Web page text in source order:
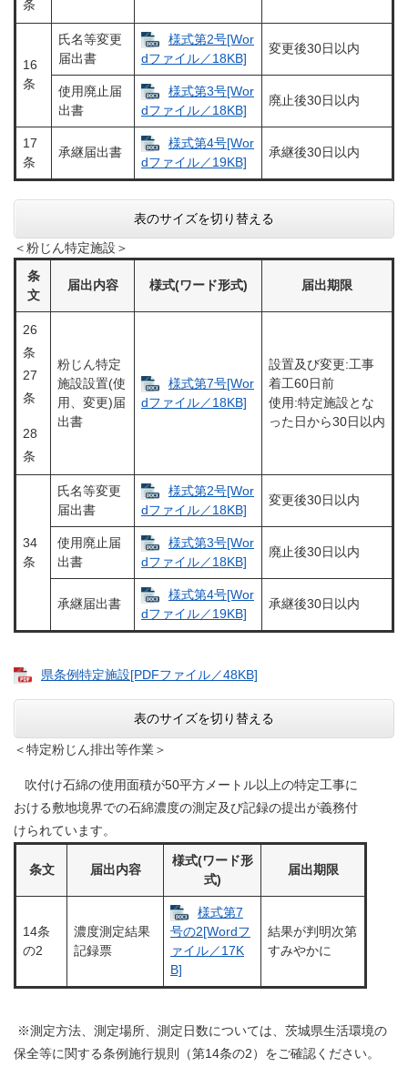
条
16
条
氏名等変更
届出書
様式第2号[Wor
dファイル／18KB]
変更後30日以内
使用廃止届
出書
様式第3号[Wor
dファイル／18KB]
廃止後30日以内
17
条
承継届出書
様式第4号[Wor
dファイル／19KB]
承継後30日以内
表のサイズを切り替える
＜粉じん特定施設＞
条
文
届出内容 様式(ワード形式) 届出期限
26
条
27
条
28
条
粉じん特定
施設設置(使
用、変更)届
出書
様式第7号[Wor
dファイル／18KB]
設置及び変更:工事
着工60日前
使用:特定施設とな
った日から30日以内
34
条
氏名等変更
届出書
様式第2号[Wor
dファイル／18KB]
変更後30日以内
使用廃止届
出書
様式第3号[Wor
dファイル／18KB]
廃止後30日以内
承継届出書
様式第4号[Wor
dファイル／19KB]
承継後30日以内
県条例特定施設[PDFファイル／48KB]
表のサイズを切り替える
＜特定粉じん排出等作業＞
吹付け石綿の使用面積が50平方メートル以上の特定工事に
おける敷地境界での石綿濃度の測定及び記録の提出が義務付
けられています。
条文 届出内容
様式(ワード形
式)
届出期限
14条
の2
濃度測定結果
記録票
様式第7
号の2[Wordフ
ァイル／17K
B]
結果が判明次第
すみやかに
※測定方法、測定場所、測定日数については、茨城県生活環境の
保全等に関する条例施行規則（第14条の2）をご確認ください。